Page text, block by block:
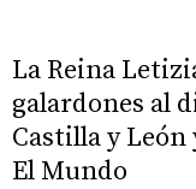
La Reina
galardones al
Castilla y
El Mundo